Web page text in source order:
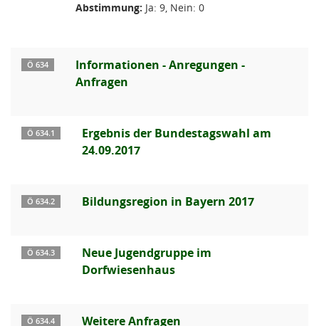
Abstimmung: Ja: 9, Nein: 0
Ö 634
Informationen - Anregungen -
Anfragen
Ö 634.1
Ergebnis der Bundestagswahl am
24.09.2017
Ö 634.2 Bildungsregion in Bayern 2017
Ö 634.3
Neue Jugendgruppe im
Dorfwiesenhaus
Ö 634.4 Weitere Anfragen